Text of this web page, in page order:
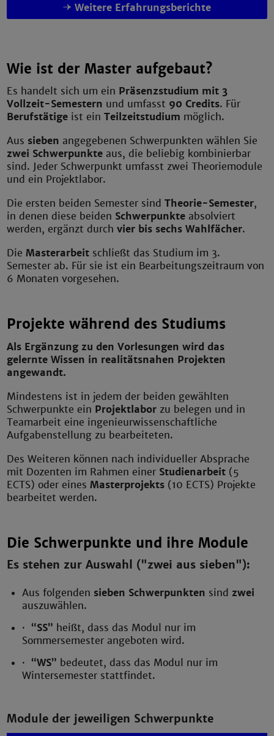
Weitere Erfahrungsberichte
Wie ist der Master aufgebaut?
Es handelt sich um ein Präsenzstudium mit 3
Vollzeit-Semestern und umfasst 90 Credits. Für
Berufstätige ist einTeilzeitstudium möglich.
Aus sieben angegebenen Schwerpunkten wählen Sie
zwei Schwerpunkte aus, die beliebig kombinierbar
sind. Jeder Schwerpunkt umfasst zwei Theoriemodule
und ein Projektlabor.
Die ersten beiden Semester sindTheorie-Semester,
in denen diese beiden Schwerpunkte absolviert
werden, ergänzt durch vier bis sechs Wahlfächer.
DieMasterarbeit schließt das Studium im 3.
Semester ab. Für sie ist ein Bearbeitungszeitraum von
6 Monaten vorgesehen.
Projekte während des Studiums
Als Ergänzung zu den Vorlesungen wird das
gelernte Wissen in realitätsnahen Projekten
angewandt.
Mindestens ist in jedem der beiden gewählten
Schwerpunkte ein Projektlabor zu belegen und in
Teamarbeit eine ingenieurwissenschaftliche
Aufgabenstellung zu bearbeiteten.
Des Weiteren können nach individueller Absprache
mit Dozenten im Rahmen einer Studienarbeit (5
ECTS) oder einesMasterprojekts (10 ECTS) Projekte
bearbeitet werden.
Die Schwerpunkte und ihre Module
Es stehen zur Auswahl ("zwei aus sieben"):
Aus folgenden sieben Schwerpunkten sindzwei
auszuwählen.
· “SS” heißt, dass das Modul nur im
Sommersemester angeboten wird.
· “WS” bedeutet, dass das Modul nur im
Wintersemester stattfindet.
Module der jeweiligen Schwerpunkte